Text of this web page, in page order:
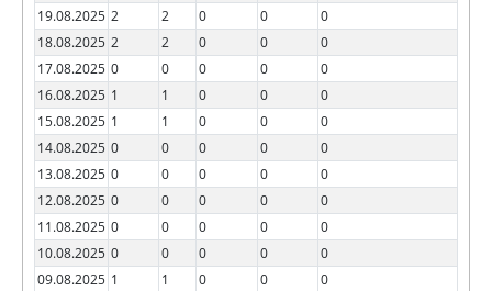
19.08.2025 2 2 0 0
0
18.08.2025 2 2 0 0
0
17.08.2025 0 0 0 0
0
16.08.2025 1 1 0 0
0
15.08.2025 1 1 0 0
0
14.08.2025 0 0 0 0
0
13.08.2025 0 0 0 0
0
12.08.2025 0 0 0 0
0
11.08.2025 0 0 0 0
0
10.08.2025 0 0 0 0
0
09.08.2025 1 1 0 0
0